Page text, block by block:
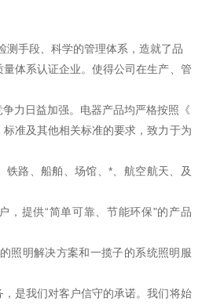
测手段、科学的管理体系，造就了品
体系认证企业。使得公司在生产、管
争力日益加强。电器产品均严格按照《
准及其他相关标准的要求，致力于为
铁路、船舶、场馆、*、航空航天、及
，提供“简单可靠、节能环保"的产品
照明解决方案和一揽子的系统照明服
是我们对客户信守的承诺。我们将始